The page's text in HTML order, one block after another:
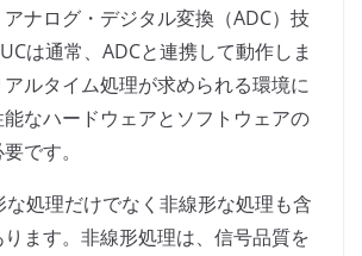
ナログ・デジタル変換（ADC）技
は通常、ADCと連携して動作しま
ルタイム処理が求められる環境に
なハードウェアとソフトウェアの
です。
な処理だけでなく非線形な処理も含
ます。非線形処理は、信号品質を